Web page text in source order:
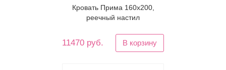
Кровать Прима 160х200,
реечный настил
11470 руб. В корзину